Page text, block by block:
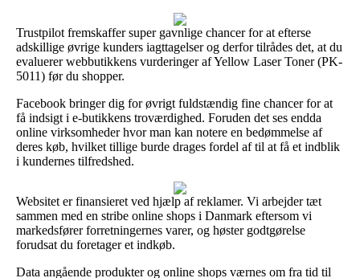
Trustpilot fremskaffer super gavnlige chancer for at efterse
adskillige øvrige kunders iagttagelser og derfor tilrådes det, at du
evaluerer webbutikkens vurderinger af Yellow Laser Toner (PK-
5011) før du shopper.
Facebook bringer dig for øvrigt fuldstændig fine chancer for at
få indsigt i e-butikkens troværdighed. Foruden det ses endda
online virksomheder hvor man kan notere en bedømmelse af
deres køb, hvilket tillige burde drages fordel af til at få et indblik
i kundernes tilfredshed.
Websitet er finansieret ved hjælp af reklamer. Vi arbejder tæt
sammen med en stribe online shops i Danmark eftersom vi
markedsfører forretningernes varer, og høster godtgørelse
forudsat du foretager et indkøb.
Data angående produkter og online shops værnes om fra tid til